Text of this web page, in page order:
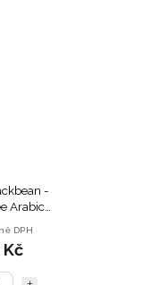
-
Arabica
DPH
Kč